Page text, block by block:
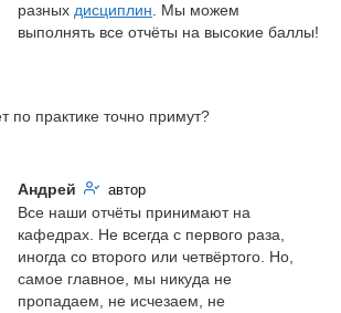
разных дисциплин . Мы можем
выполнять все отчёты на высокие баллы!
по практике точно примут?
Андрей автор
Все наши отчёты принимают на
кафедрах. Не всегда с первого раза,
иногда со второго или четвёртого. Но,
самое главное, мы никуда не
пропадаем, не исчезаем, не